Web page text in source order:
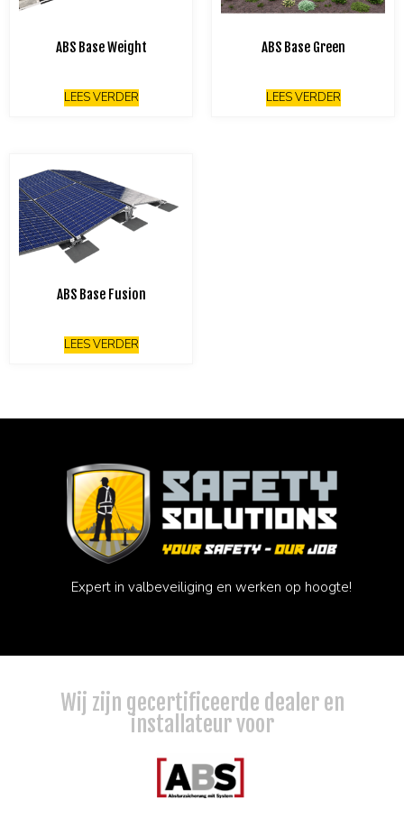
ABS Base Weight
LEES VERDER
ABS Base Green
LEES VERDER
ABS Base Fusion
LEES VERDER
Expert in valbeveiliging en werken op hoogte!
Wij zijn gecertificeerde dealer en
installateur voor